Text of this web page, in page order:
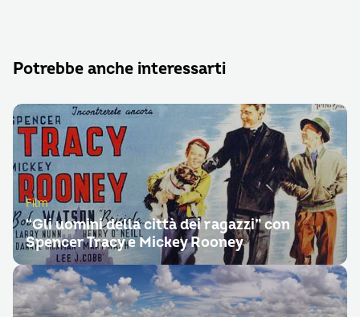
Potrebbe anche interessarti
Film
“Gli uomini della città dei ragazzi” con
Spencer Tracy e Mickey Rooney